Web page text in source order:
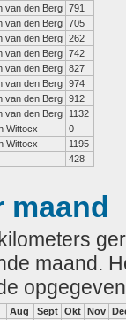
van den Berg 791
van den Berg 705
van den Berg 262
van den Berg 742
van den Berg 827
van den Berg 974
van den Berg 912
van den Berg
1132
Wittocx
0
Wittocx
1195
428
maand.
Aug Sept Okt Nov